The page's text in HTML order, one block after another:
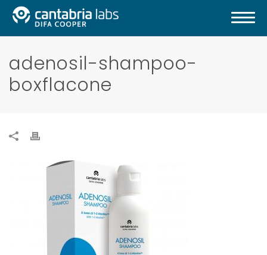
adenosil-shampoo-
boxflacone